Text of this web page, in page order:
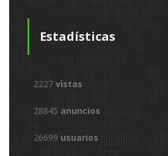
Estadísticas
2227 vistas
28845 anuncios
26699 usuarios